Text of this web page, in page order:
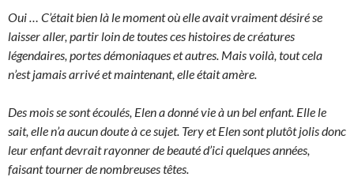
Oui … C’était bien là le moment où elle avait vraiment désiré se
laisser aller, partir loin de toutes ces histoires de créatures
légendaires, portes démoniaques et autres. Mais voilà, tout cela
n’est jamais arrivé et maintenant, elle était amère.
Des mois se sont écoulés, Elen a donné vie à un bel enfant. Elle le
sait, elle n’a aucun doute à ce sujet. Tery et Elen sont plutôt jolis donc
leur enfant devrait rayonner de beauté d’ici quelques années,
faisant tourner de nombreuses têtes.